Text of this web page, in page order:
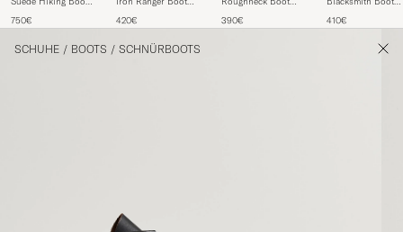
750€
Rough/Though
420€
Leather
390€
Rough/Though
410€
SCHUHE / BOOTS / SCHNÜRBOOTS